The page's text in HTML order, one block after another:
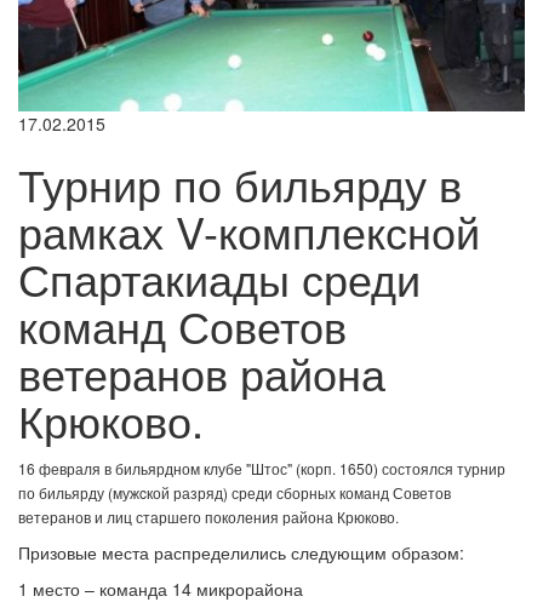
17.02.2015
Турнир по бильярду в
рамках V-комплексной
Спартакиады среди
команд Советов
ветеранов района
Крюково.
16 февраля в бильярдном клубе "Штос" (корп. 1650) состоялся турнир
по бильярду (мужcкой разряд) среди сборных команд Советов
ветеранов и лиц старшего поколения района Крюково.
Призовые места распределились следующим образом:
1 место – команда 14 микрорайона